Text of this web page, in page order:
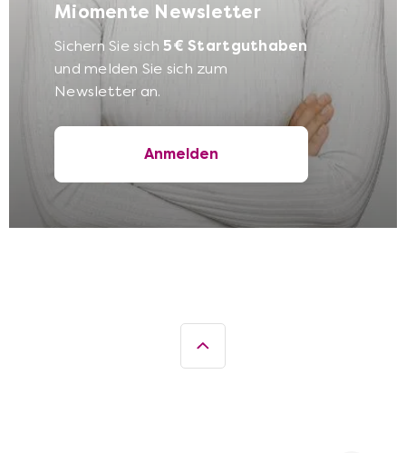
Online Genussreisen
Miomente Newsletter
Sichern Sie sich5€ Startguthaben
und melden Sie sich zum
Newsletter an.
Anmelden